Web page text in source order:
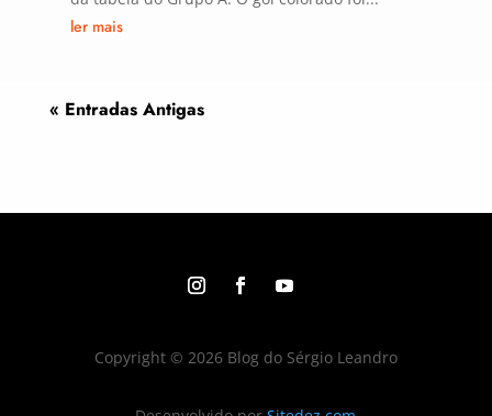
ler mais
« Entradas Antigas
Copyright © 2026 Blog do Sérgio Leandro